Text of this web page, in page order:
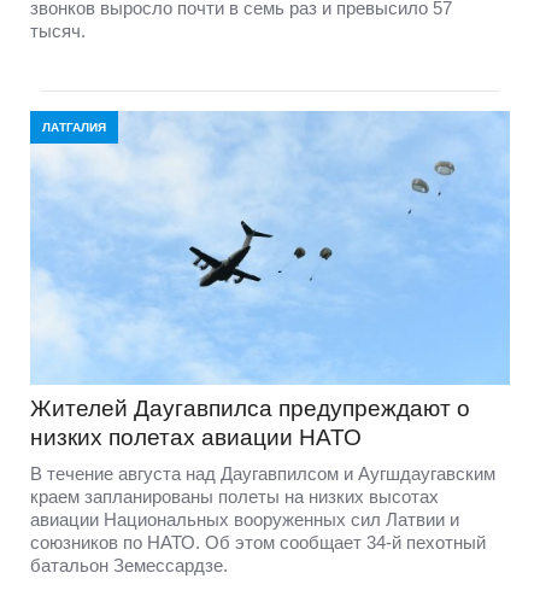
звонков выросло почти в семь раз и превысило 57
тысяч.
ЛАТГАЛИЯ
Жителей Даугавпилса предупреждают о
низких полетах авиации НАТО
В течение августа над Даугавпилсом и Аугшдаугавским
краем запланированы полеты на низких высотах
авиации Национальных вооруженных сил Латвии и
союзников по НАТО. Об этом сообщает 34-й пехотный
батальон Земессардзе.